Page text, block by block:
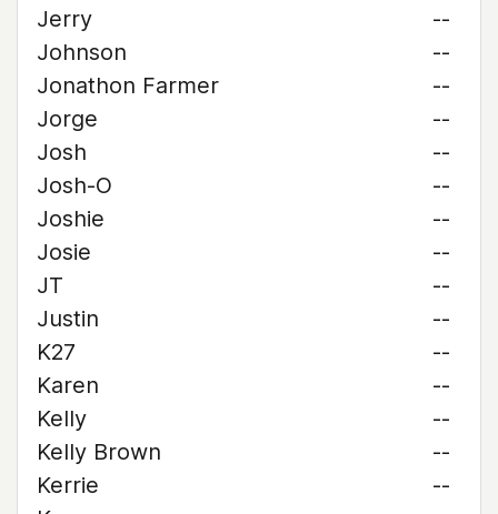
Jerry
--
Johnson
--
Jonathon Farmer
--
Jorge
--
Josh
--
Josh-O
--
Joshie
--
Josie
--
JT
--
Justin
--
K27
--
Karen
--
Kelly
--
Kelly Brown
--
Kerrie
--